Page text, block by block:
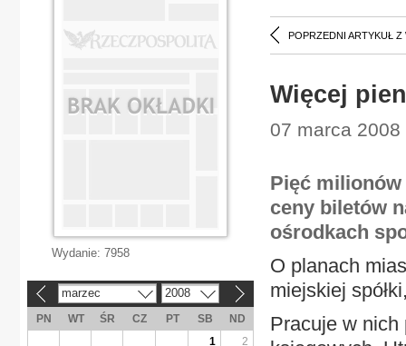
POPRZEDNI ARTYKUŁ Z
Więcej
07 marca
Pięć
ceny biletów
ośrodkach
O planach
miejskiej
Pracuje w nich
Wydanie: 7958
marzec 2008
PN WT ŚR CZ PT SB
ND
1
2